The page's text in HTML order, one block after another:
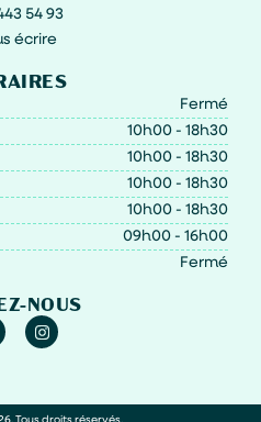
54 93
écrire
Fermé
10h00 - 18h30
10h00 - 18h30
10h00 - 18h30
10h00 - 18h30
09h00 - 16h00
Fermé
NOUS